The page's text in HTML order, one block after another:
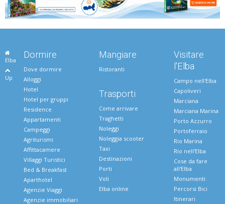
Elba
Up
Dormire
Dove dormire
Alloggi
Hotel
Hotel per gruppi
Residence
Appartamenti
Campeggi
Agriturismi
Affittacamere
Villaggi Turistici
Bed & Breakfast
Aparthotel
Agenzie Viaggi
Agenzie immobiliari
Mangiare
Ristoranti
Trasporti
Come arrivare
Traghetti
Noleggi
Noleggia scooter
Taxi
Destinazioni
Porti
Voli
Elba online
Visitare
l'Elba
Campo nell'Elba
Capoliveri
Marciana
Marciana Marina
Porto Azzurro
Portoferraio
Rio Marina
Rio nell'Elba
Cose da fare
all'Elba
Monumenti
Percorsi Bici
Itinerari